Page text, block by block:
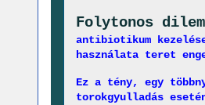
Folytonos
antibiotikum
használata teret
Ez a tény, egy
torokgyulladás